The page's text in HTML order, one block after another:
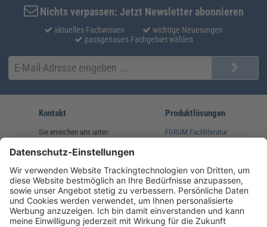
Nichts verpassen: Jetzt Newsletter abonnieren
aktuelles Fachwissen
wichtige Neuerungen
passgenaues Fachgebiet wählen
Kontakt
Sie erreichen uns unter:
(08233) 38 11 23
service@forum-verlag.com
Mo-Do 07:30 - 17:00 Uhr
Fr 07:30 - 15:00 Uhr
Produktlösungen
FORUM Fachliteratur
Folgen Sie uns